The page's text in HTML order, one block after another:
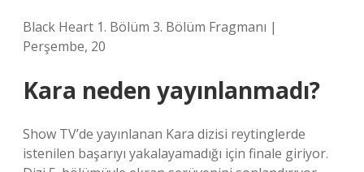
Black Heart 1. Bölüm 3. Bölüm Fragmanı |
Perşembe, 20
Kara neden yayınlanmadı?
Show TV’de yayınlanan Kara dizisi reytinglerde
istenilen başarıyı yakalayamadığı için finale giriyor.